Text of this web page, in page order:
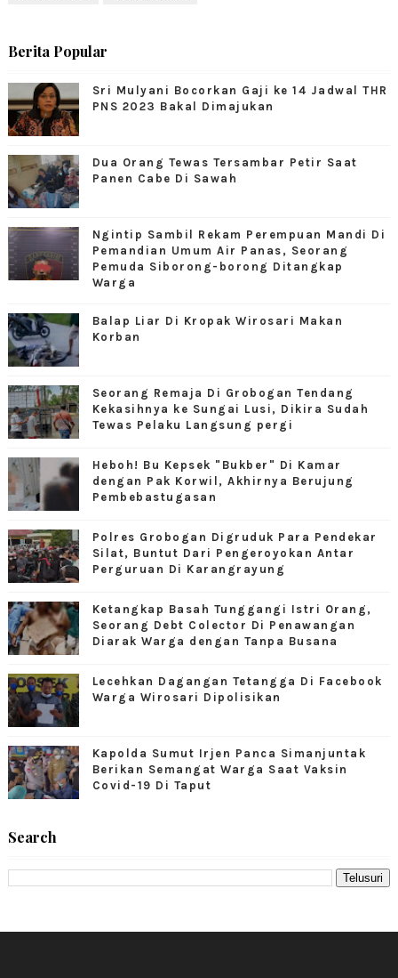
Berita Popular
Sri Mulyani Bocorkan Gaji ke 14 Jadwal THR
PNS 2023 Bakal Dimajukan
Dua Orang Tewas Tersambar Petir Saat
Panen Cabe Di Sawah
Ngintip Sambil Rekam Perempuan Mandi Di
Pemandian Umum Air Panas, Seorang
Pemuda Siborong-borong Ditangkap
Warga
Balap Liar Di Kropak Wirosari Makan
Korban
Seorang Remaja Di Grobogan Tendang
Kekasihnya ke Sungai Lusi, Dikira Sudah
Tewas Pelaku Langsung pergi
Heboh! Bu Kepsek "Bukber" Di Kamar
dengan Pak Korwil, Akhirnya Berujung
Pembebastugasan
Polres Grobogan Digruduk Para Pendekar
Silat, Buntut Dari Pengeroyokan Antar
Perguruan Di Karangrayung
Ketangkap Basah Tunggangi Istri Orang,
Seorang Debt Colector Di Penawangan
Diarak Warga dengan Tanpa Busana
Lecehkan Dagangan Tetangga Di Facebook
Warga Wirosari Dipolisikan
Kapolda Sumut Irjen Panca Simanjuntak
Berikan Semangat Warga Saat Vaksin
Covid-19 Di Taput
Search